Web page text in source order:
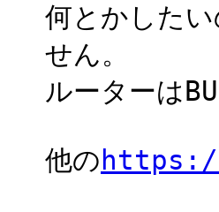
何とかした
せん。
ルーターは
他のhttps://